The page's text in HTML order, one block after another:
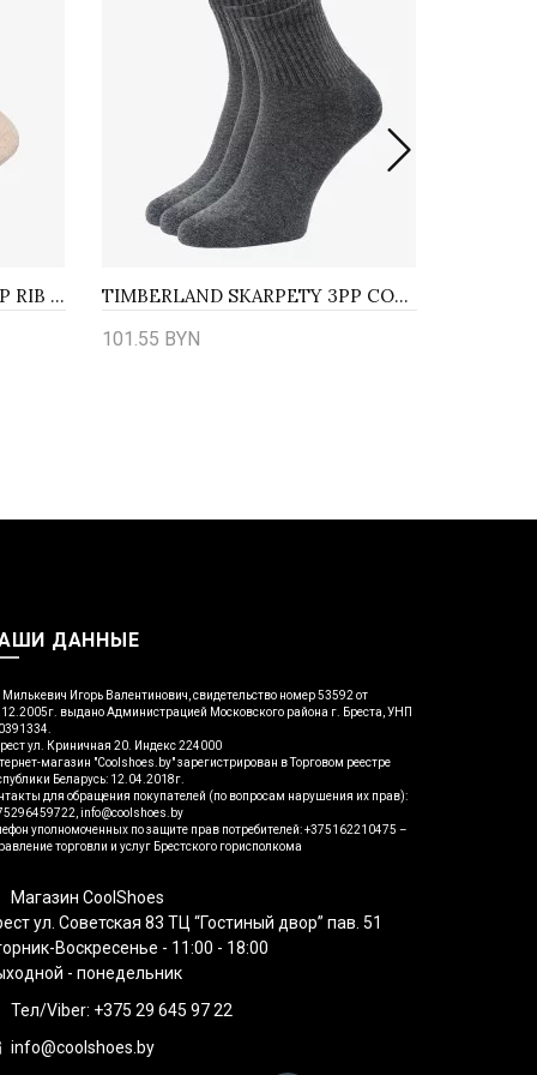
TIMBERLAND SKARPETY 3PP RIB MARLED CREW
TIMBERLAND SKARPETY 3PP CORE SPORT QUARTER
101.55 BYN
ДАННЫЕ
Игорь Валентинович, свидетельство номер 53592 от
выдано Администрацией Московского района г. Бреста, УНП
ул. Криничная 20. Индекс 224000
магазин "Coolshoes.by" зарегистрирован в Торговом реестре
Беларусь: 12.04.2018г.
для обращения покупателей (по вопросам нарушения их прав):
info@coolshoes.by
уполномоченных по защите прав потребителей: +375162210475 –
торговли и услуг Брестского горисполкома
Магазин CoolShoes
ул. Советская 83 ТЦ “Гостиный двор” пав. 51
Воскресенье - 11:00 - 18:00
- понедельник
Тел/Viber: +375 29 645 97 22
info@coolshoes.by